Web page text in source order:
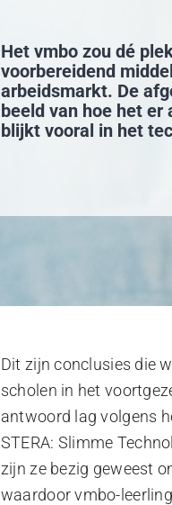
Het vmbo zou dé
voorbereidend
arbeidsmarkt. De
beeld van hoe het
blijkt vooral in het
Dit zijn conclusies die
scholen in het
antwoord lag volgens
STERA: Slimme
zijn ze bezig geweest
waardoor vmbo-